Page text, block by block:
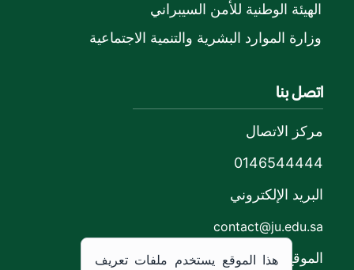
الهيئة الوطنية للأمن السيبراني
وزارة الموارد البشرية والتنمية الاجتماعية
اتصل بنا
مركز الاتصال
0146544444
البريد الإلكتروني
contact@ju.edu.sa
الموقع
هذا الموقع يستخدم ملفات تعريف